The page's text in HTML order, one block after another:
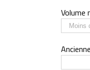
Volume